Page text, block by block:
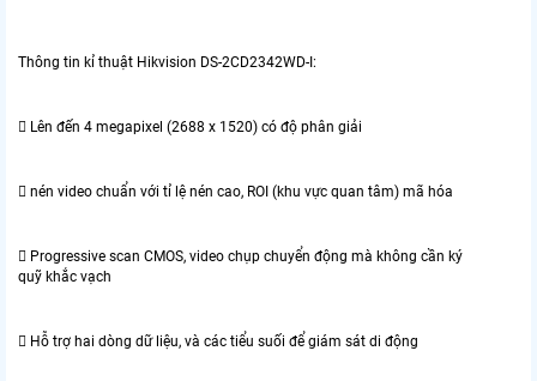
Thông tin kỉ thuật Hikvision DS-2CD2342WD-I:
 Lên đến 4 megapixel (2688 x 1520) có độ phân giải
 nén video chuẩn với tỉ lệ nén cao, ROI (khu vực quan tâm) mã hóa
 Progressive scan CMOS, video chụp chuyển động mà không cần ký
quỹ khắc vạch
 Hỗ trợ hai dòng dữ liệu, và các tiểu suối để giám sát di động